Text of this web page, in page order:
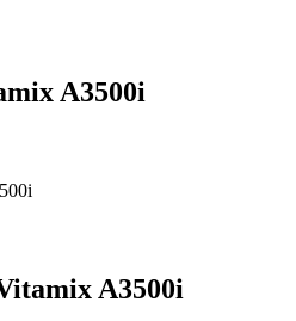
A3500i
A3500i